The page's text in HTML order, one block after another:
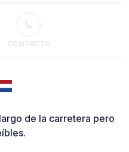
CONTACTO
de la carretera pero